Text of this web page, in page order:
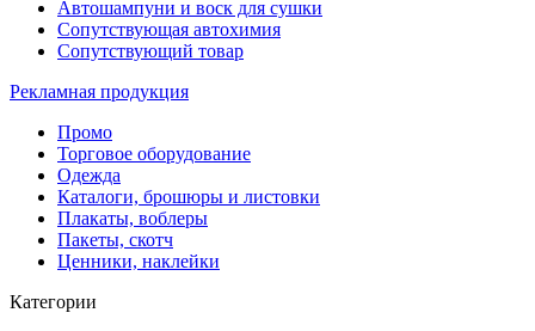
Автошампуни и воск для сушки
Сопутствующая автохимия
Сопутствующий товар
Рекламная продукция
Промо
Торговое оборудование
Одежда
Каталоги, брошюры и листовки
Плакаты, воблеры
Пакеты, скотч
Ценники, наклейки
Категории